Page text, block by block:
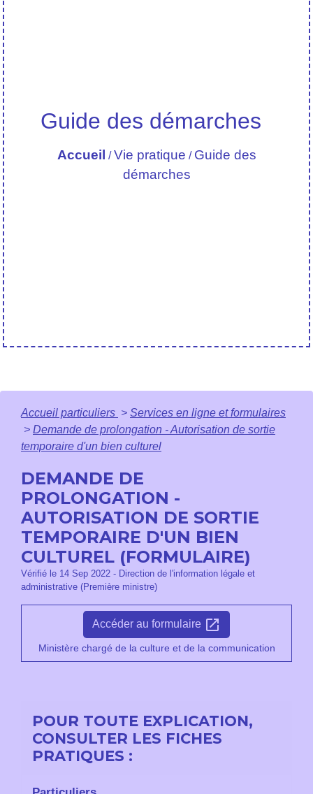
Guide des démarches
Accueil /Vie pratique / Guide des
démarches
Accueil particuliers > Services en ligne et formulaires
> Demande de prolongation - Autorisation de sortie
temporaire d'un bien culturel
DEMANDE DE
PROLONGATION -
AUTORISATION DE SORTIE
TEMPORAIRE D'UN BIEN
CULTUREL (FORMULAIRE)
Vérifié le 14 Sep 2022 - Direction de l'information légale et
administrative (Première ministre)
Accéder au formulaire open_in_new
Ministère chargé de la culture et de la communication
POUR TOUTE EXPLICATION,
CONSULTER LES FICHES
PRATIQUES :